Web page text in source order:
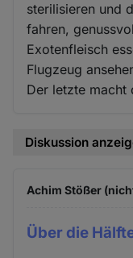
sterilisieren und
fahren,
Exotenfleisch
Flugzeug
Der letzte macht
Diskussion
Achim Stößer
Über die